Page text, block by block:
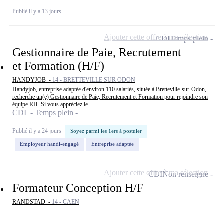
Publié il y a 13 jours
Gestionnaire de Paie, Recrutement
et Formation (H/F)
HANDYJOB - 14 - BRETTEVILLE SUR ODON
Handyjob, entreprise adaptée d'environ 110 salariés, située à Bretteville-sur-Odon,
recherche un(e) Gestionnaire de Paie, Recrutement et Formation pour rejoindre son
équipe RH. Si vous appréciez le...
CDI - Temps plein
Publié il y a 24 jours Soyez parmi les 1ers à postuler
Employeur handi-engagé Entreprise adaptée
CDITemps plein
Ajouter cette offre à ma sélection
Formateur Conception H/F
RANDSTAD - 14 - CAEN
CDINon renseigné
Ajouter cette offre à ma sélection